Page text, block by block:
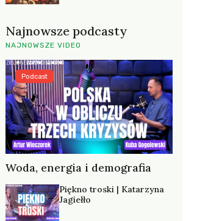
Najnowsze podcasty
NAJNOWSZE VIDEO
Woda, energia i demografia
Podcast
Piękno troski | Katarzyna
Jagiełło